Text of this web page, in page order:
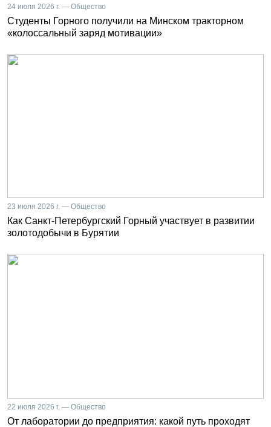
24 июля 2026 г. — Общество
Студенты Горного получили на Минском тракторном
«колоссальный заряд мотивации»
23 июля 2026 г. — Общество
Как Санкт-Петербургский Горный участвует в развитии
золотодобычи в Бурятии
22 июля 2026 г. — Общество
От лаборатории до предприятия: какой путь проходят